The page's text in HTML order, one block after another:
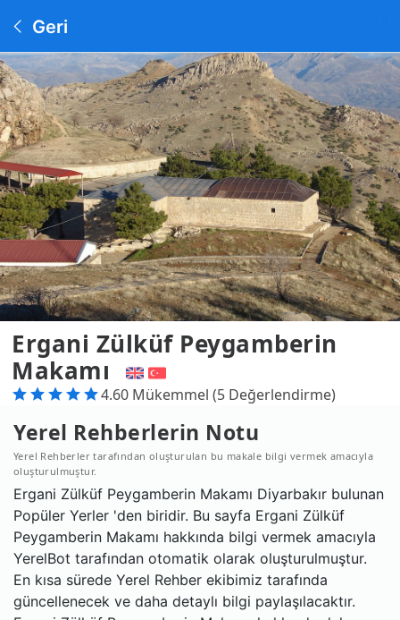
Geri
Ergani Zülküf Peygamberin
Makamı
4.60 Mükemmel (5 Değerlendirme)
Yerel Rehberlerin Notu
Yerel Rehberler tarafından oluşturulan bu makale bilgi vermek amacıyla
oluşturulmuştur.
Ergani Zülküf Peygamberin Makamı Diyarbakır bulunan
Popüler Yerler 'den biridir. Bu sayfa Ergani Zülküf
Peygamberin Makamı hakkında bilgi vermek amacıyla
YerelBot tarafından otomatik olarak oluşturulmuştur.
En kısa sürede Yerel Rehber ekibimiz tarafında
güncellenecek ve daha detaylı bilgi paylaşılacaktır.